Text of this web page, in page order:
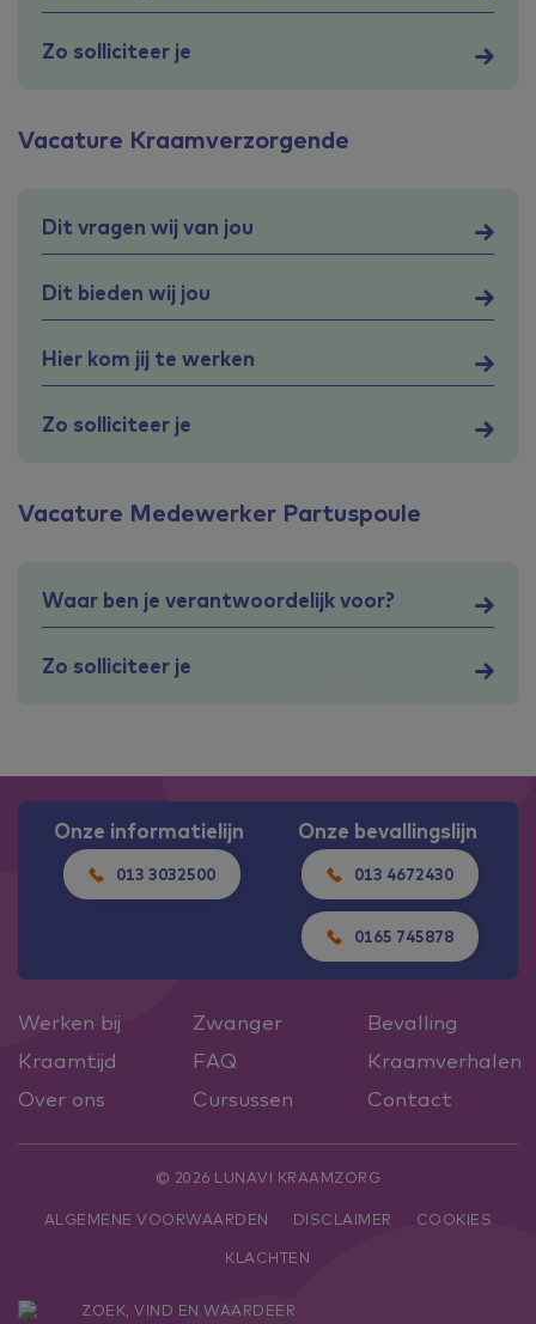
Zo solliciteer je
Vacature Kraamverzorgende
Dit vragen wij van jou
Dit bieden wij jou
Hier kom jij te werken
Zo solliciteer je
Vacature Medewerker Partuspoule
Waar ben je verantwoordelijk voor?
Zo solliciteer je
Onze informatielijn
013 3032500
Onze bevallingslijn
013 4672430
0165 745878
Werken bij Zwanger
Bevalling
Kraamtijd
FAQ
Kraamverhalen
Over ons
Cursussen Contact
© 2026 LUNAVI KRAAMZORG
ALGEMENE VOORWAARDEN DISCLAIMER
COOKIES
KLACHTEN